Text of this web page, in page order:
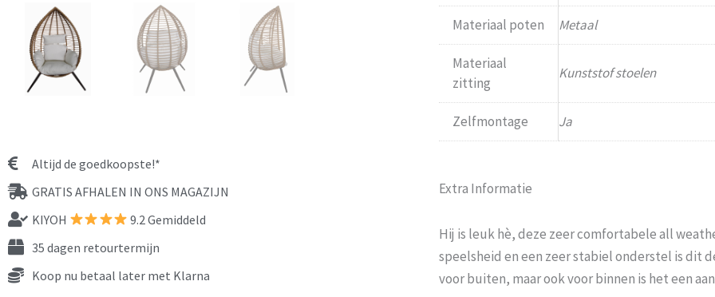
Altijd de goedkoopste!*
GRATIS AFHALEN IN ONS MAGAZIJN
KIYOH
9.2 Gemiddeld
35 dagen retourtermijn
Koop nu betaal later met Klarna
Materiaal poten Metaal
Materiaal
zitting
Kunststof stoelen
Zelfmontage Ja
Extra Informatie
Hij is leuk hè, deze zeer comfortabele all
speelsheid en een zeer stabiel onderstel is dit
voor buiten, maar ook voor binnen is het een